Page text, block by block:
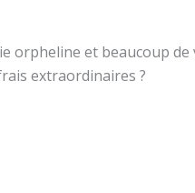
orpheline et beaucoup
extraordinaires ?